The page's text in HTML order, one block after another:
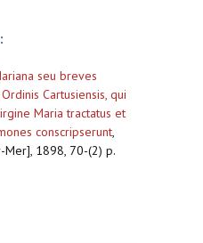
seu breves
Cartusiensis, qui
Maria tractatus et
conscripserunt,
1898, 70-(2) p.